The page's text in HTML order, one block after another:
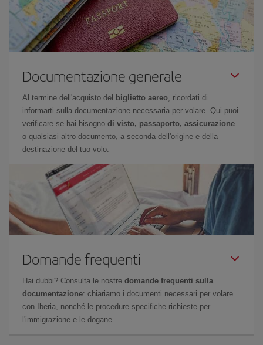
Documentazione generale
Al termine dell'acquisto del biglietto aereo, ricordati di
informarti sulla documentazione necessaria per volare. Qui puoi
verificare se hai bisogno di visto, passaporto, assicurazione
o qualsiasi altro documento, a seconda dell'origine e della
destinazione del tuo volo.
Domande frequenti
Hai dubbi? Consulta le nostre domande frequenti sulla
documentazione: chiariamo i documenti necessari per volare
con Iberia, nonché le procedure specifiche richieste per
l'immigrazione e le dogane.